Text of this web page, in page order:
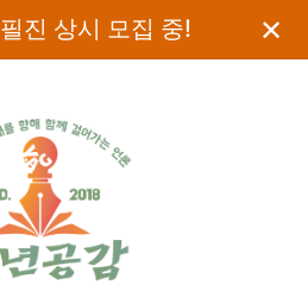
진 상시 모집 중! ✕